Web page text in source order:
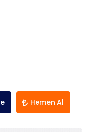
Hemen Al